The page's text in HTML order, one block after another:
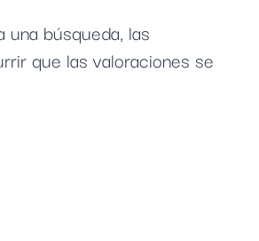
búsqueda, las
que las valoraciones se